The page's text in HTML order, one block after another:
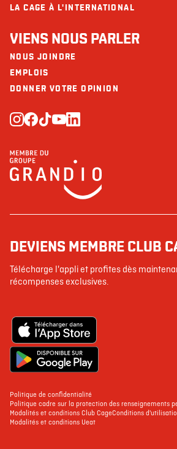
LA CAGE À L'INTERNATIONAL
VIENS NOUS PARLER
NOUS JOINDRE
EMPLOIS
DONNER VOTRE OPINION
DEVIENS MEMBRE CLUB
Télécharge l'appli et profites dès
récompenses exclusives.
Politique de confidentialité
Politique cadre sur la protection des renseignements
Modalités et conditions Club CageConditions
Modalités et conditions Ueat